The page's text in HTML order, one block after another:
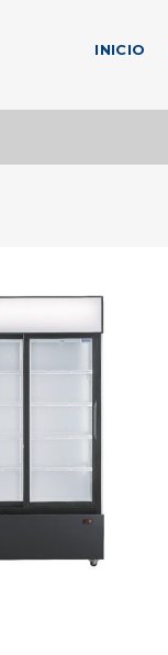
INICIO